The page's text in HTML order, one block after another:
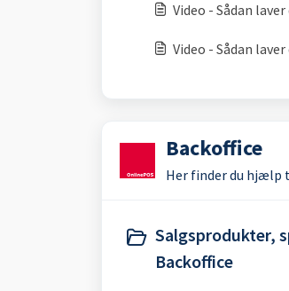
Video - Sådan
Video - Sådan
Backoffice
Her finder du hjælp
Salgsprodukter,
Backoffice